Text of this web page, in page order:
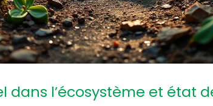
dans l’écosystème et état